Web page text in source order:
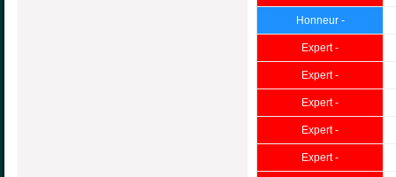
Honneur -
Expert -
Expert -
Expert -
Expert -
Expert -